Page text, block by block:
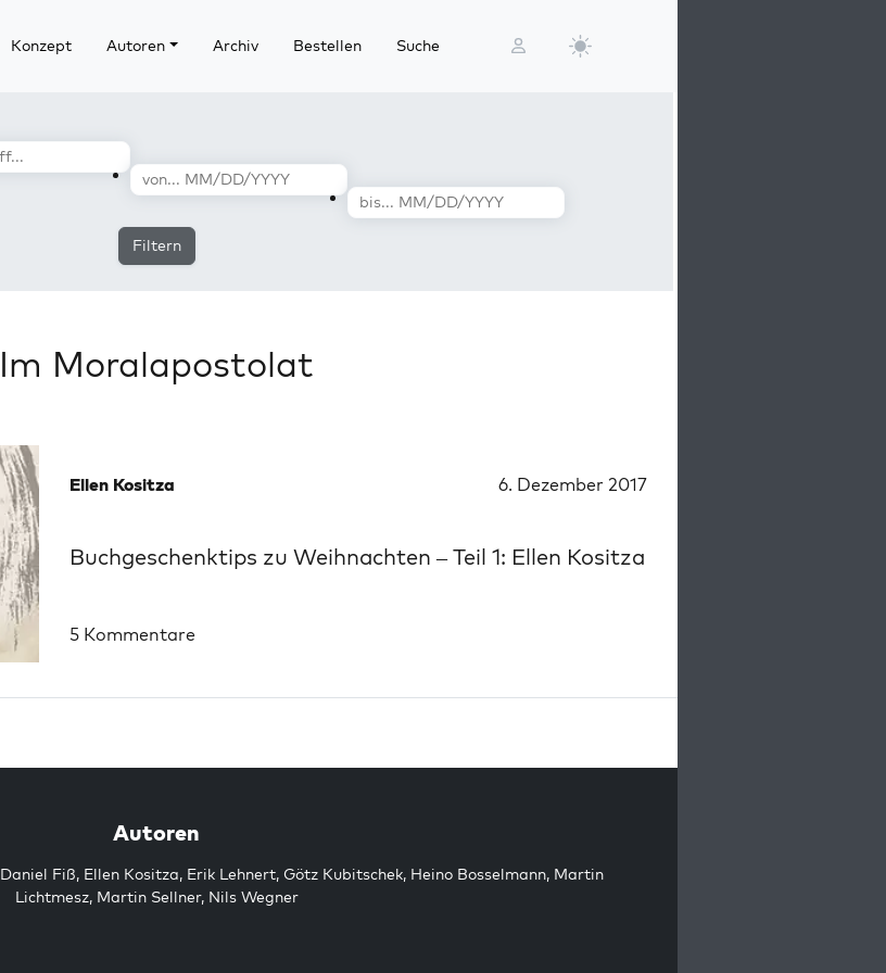
Konzept Autoren Archiv Bestellen Suche
Filtern
Im Moralapostolat
Ellen Kositza 6. Dezember 2017
Buchgeschenktips zu Weihnachten – Teil 1: Ellen Kositza
5 Kommentare
Autoren
Daniel Fiß, Ellen Kositza, Erik Lehnert, Götz Kubitschek, Heino Bosselmann, Martin
Lichtmesz, Martin Sellner, Nils Wegner